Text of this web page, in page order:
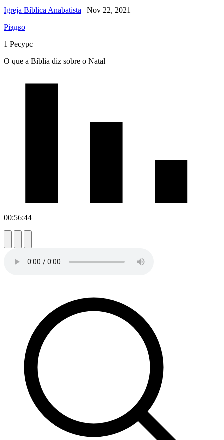
Igreja Bíblica Anabatista | Nov 22, 2021
Різдво
1 Ресурс
O que a Bíblia diz sobre o Natal
00:56:44